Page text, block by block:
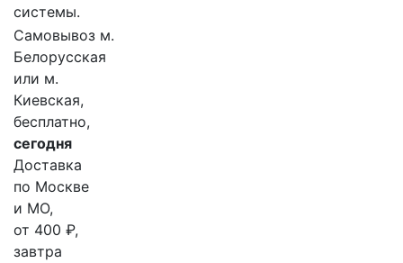
системы.
Самовывоз м.
Белорусская
или м.
Киевская,
бесплатно,
сегодня
Доставка
по Москве
и МО,
от 400 ₽,
завтра